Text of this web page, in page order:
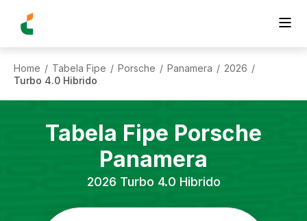
Home / Tabela Fipe / Porsche / Panamera / 2026 /
Turbo 4.0 Hibrido
Tabela Fipe Porsche
Panamera
2026 Turbo 4.0 Hibrido